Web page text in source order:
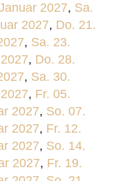
2027, Sa.
2027, Do. 21.
, Sa. 23.
, Do. 28.
, Sa. 30.
, Fr. 05.
2027, So. 07.
2027, Fr. 12.
2027, So. 14.
2027, Fr. 19.